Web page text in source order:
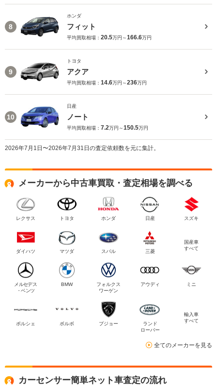
8
ホンダ
フィット
平均買取相場： 20.5万円～166.6万円
9
トヨタ
アクア
平均買取相場： 14.6万円～236万円
10
日産
ノート
平均買取相場： 7.2万円～150.5万円
2026年7月1日〜2026年7月31日の査定依頼数を元に集計。
メーカーから中古車買取・査定相場を調べる
レクサス トヨタ ホンダ 日産 スズキ
ダイハツ マツダ スバル 三菱
国産車
すべて
メルセデス
・ベンツ
BMW
フォルクス
ワーゲン
アウディ ミニ
ポルシェ ボルボ プジョー
ランド
ローバー
輸入車
すべて
全てのメーカーを見る
カーセンサー簡単ネット車査定の流れ